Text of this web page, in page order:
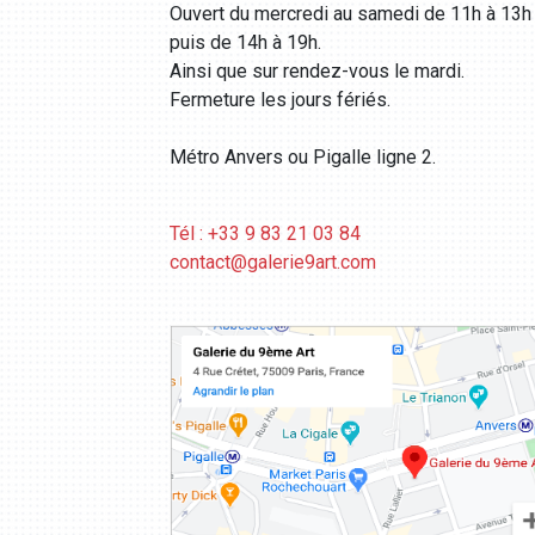
Ouvert du mercredi au samedi de 11h à 13h
puis de 14h à 19h.
Ainsi que sur rendez-vous le mardi.
Fermeture les jours fériés.
Métro Anvers ou Pigalle ligne 2.
Tél : +33 9 83 21 03 84
contact@galerie9art.com